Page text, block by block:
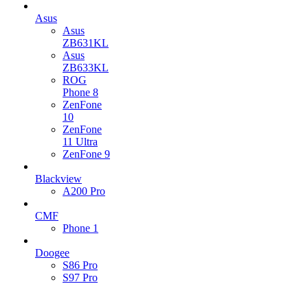
Asus
Asus
ZB631KL
Asus
ZB633KL
ROG
Phone 8
ZenFone
10
ZenFone
11 Ultra
ZenFone 9
Blackview
A200 Pro
CMF
Phone 1
Doogee
S86 Pro
S97 Pro